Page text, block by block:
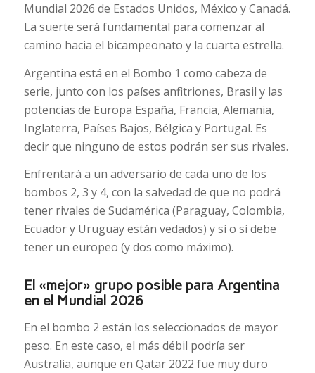
Mundial 2026 de Estados Unidos, México y Canadá.
La suerte será fundamental para comenzar al
camino hacia el bicampeonato y la cuarta estrella.
Argentina está en el Bombo 1 como cabeza de
serie, junto con los países anfitriones, Brasil y las
potencias de Europa España, Francia, Alemania,
Inglaterra, Países Bajos, Bélgica y Portugal. Es
decir que ninguno de estos podrán ser sus rivales.
Enfrentará a un adversario de cada uno de los
bombos 2, 3 y 4, con la salvedad de que no podrá
tener rivales de Sudamérica (Paraguay, Colombia,
Ecuador y Uruguay están vedados) y sí o sí debe
tener un europeo (y dos como máximo).
El «mejor» grupo posible para Argentina
en el Mundial 2026
En el bombo 2 están los seleccionados de mayor
peso. En este caso, el más débil podría ser
Australia, aunque en Qatar 2022 fue muy duro